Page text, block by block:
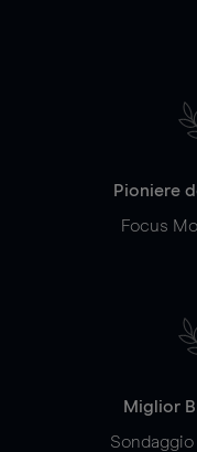
Pioniere
Focus
Miglior